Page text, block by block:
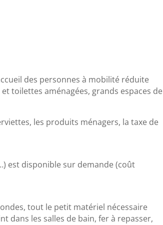
des personnes à mobilité réduite
toilettes aménagées, grands espaces de
les produits ménagers, la taxe de
est disponible sur demande (coût
tout le petit matériel nécessaire
dans les salles de bain, fer à repasser,